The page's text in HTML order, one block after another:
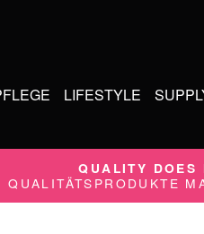
LIFESTYLE
QUALITY DOES
QUALITÄTSPRODUKTE